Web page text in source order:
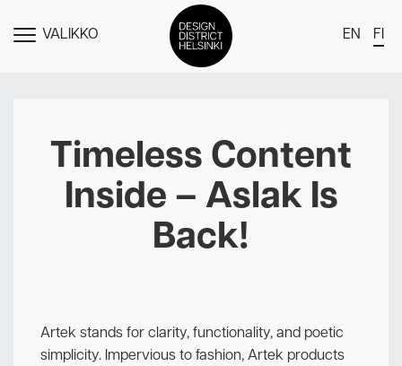
NÄYTÄVALIKKO EN FI
Jäsenet
Tapahtumat
Uutiset
Medialle
Ota yhteyttä
Timeless Content
Inside – Aslak Is
Back!
Artek stands for clarity, functionality, and poetic
simplicity. Impervious to fashion, Artek products